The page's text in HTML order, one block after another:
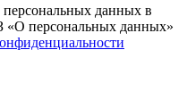
персональных данных в
«О персональных данных»